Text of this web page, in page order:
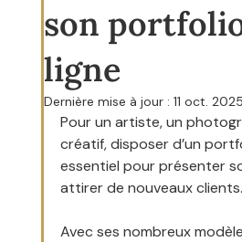
son
ligne
Dernière mise à jour : 11 oct. 2025
Pour un artiste, un
créatif, disposer d’un
essentiel pour présenter
attirer de nouveaux clients.
Avec ses nombreux